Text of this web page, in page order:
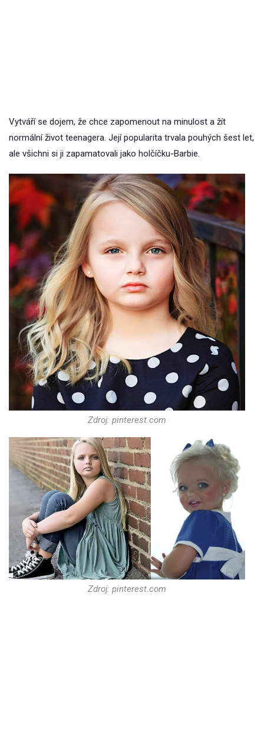
Vytváří se dojem, že chce zapomenout na minulost a žít
normální život teenagera. Její popularita trvala pouhých šest let,
ale všichni si ji zapamatovali jako holčíčku-Barbie.
Zdroj: pinterest.com
Zdroj: pinterest.com